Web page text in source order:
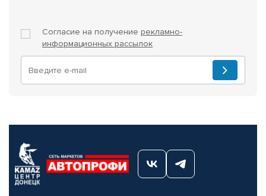
Согласие на получение рекламно-
информационных рассылок